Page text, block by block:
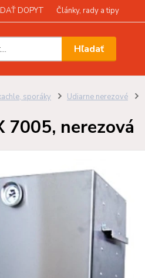
DOPYT Články, rady a tipy
Hľadať
sporáky Udiarne nerezové
7005, nerezová